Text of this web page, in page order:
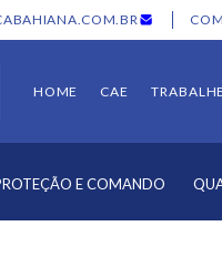
HOME CAE
E COMANDO